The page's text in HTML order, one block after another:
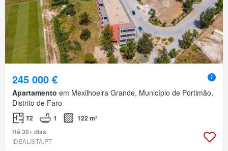
245 000 €
Apartamento em Mexilhoeira Grande, Município de Portimão,
Distrito de Faro
T2 1
122 m²
Há 30+ dias
IDEALISTA.PT